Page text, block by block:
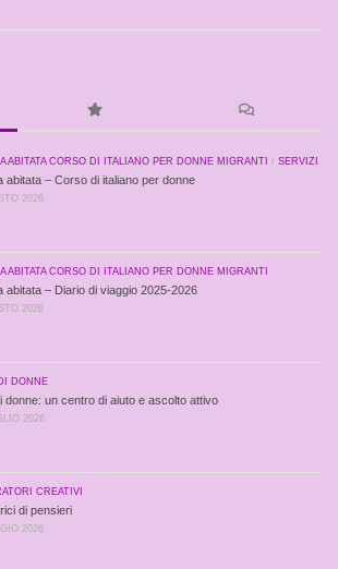
ABITATA CORSO DI ITALIANO PER DONNE MIGRANTI / SERVIZI
abitata – Corso di italiano per donne
2026
ABITATA CORSO DI ITALIANO PER DONNE MIGRANTI
abitata – Diario di viaggio 2025-2026
2026
DONNE
donne: un centro di aiuto e ascolto attivo
2026
CREATIVI
di pensieri
2026